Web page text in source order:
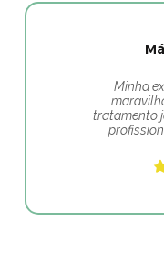
Minha
tratamento